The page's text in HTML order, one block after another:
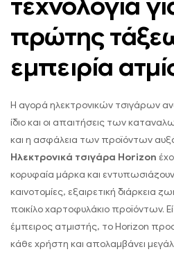
πρώτης
εμπειρία
Η αγορά ηλεκτρονικών τσιγάρων
ίδιο και οι απαιτήσεις των
και η ασφάλεια των προϊόντων
Ηλεκτρονικά τσιγάρα Horizon
κορυφαία μάρκα και εντυπωσιάζουν
καινοτομίες, εξαιρετική διάρκεια
ποικίλο χαρτοφυλάκιο προϊόντων.
έμπειρος ατμιστής, το Horizon
κάθε χρήστη και απολαμβάνει